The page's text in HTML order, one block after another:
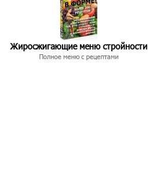
Жиросжигающие меню стройности
Полное меню с рецептами